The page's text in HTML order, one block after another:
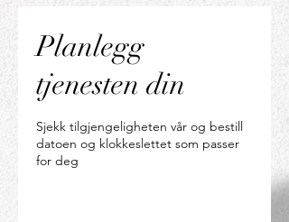
Planlegg
tjenesten din
Sjekk tilgjengeligheten vår og bestill
datoen og klokkeslettet som passer
for deg